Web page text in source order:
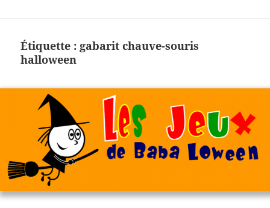
devinettes, pour enfants.
Étiquette : gabarit chauve-souris
halloween